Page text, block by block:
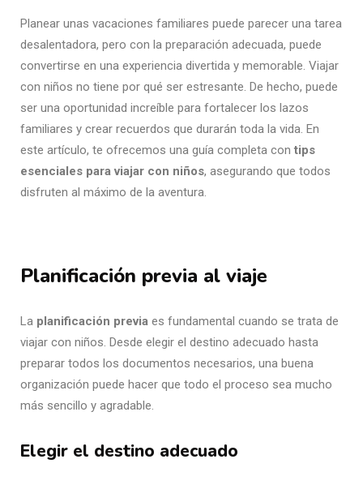
Planear unas vacaciones familiares puede parecer una tarea
desalentadora, pero con la preparación adecuada, puede
convertirse en una experiencia divertida y memorable. Viajar
con niños no tiene por qué ser estresante. De hecho, puede
ser una oportunidad increíble para fortalecer los lazos
familiares y crear recuerdos que durarán toda la vida. En
este artículo, te ofrecemos una guía completa con tips
esenciales para viajar con niños, asegurando que todos
disfruten al máximo de la aventura.
Planificación previa al viaje
La planificación previa es fundamental cuando se trata de
viajar con niños. Desde elegir el destino adecuado hasta
preparar todos los documentos necesarios, una buena
organización puede hacer que todo el proceso sea mucho
más sencillo y agradable.
Elegir el destino adecuado